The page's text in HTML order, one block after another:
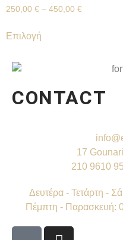
250,00 € – 450,00 €
Επιλογή
CONTACT
17
210 9610
Δευτέρα - Τετάρτη -
Πέμπτη - Παρασκευή: